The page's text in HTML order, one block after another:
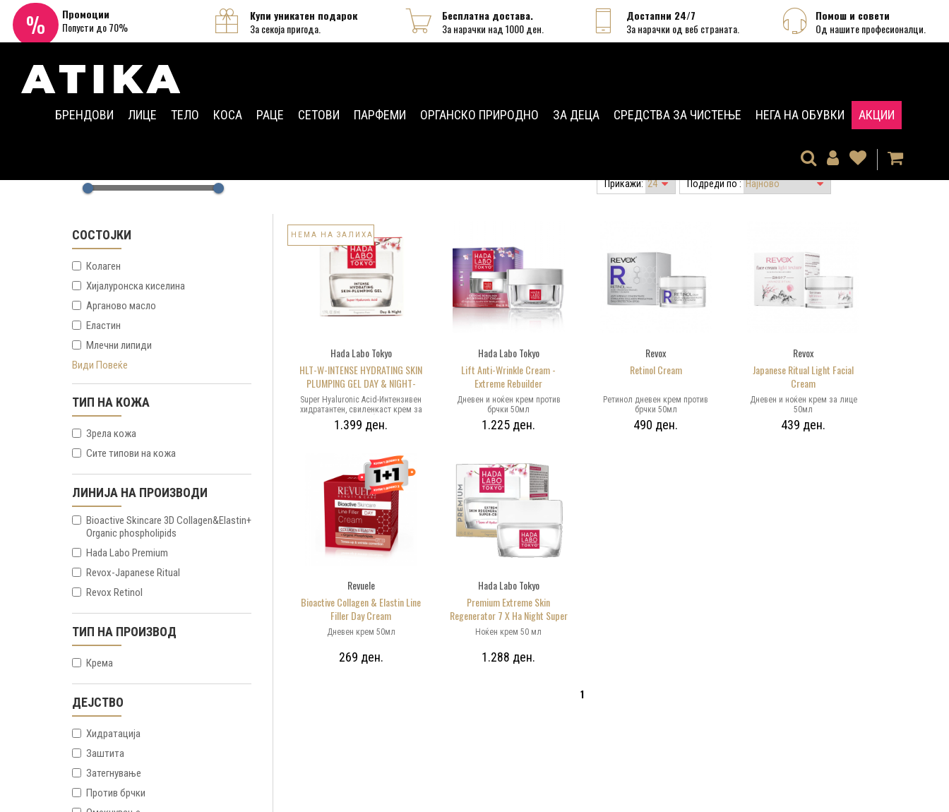
%
Промоции
Попусти до 70%
Купи уникатен подарок
За секоја пригода.
Бесплатна достава.
За нарачки над 1000 ден.
Достапни 24/7
За нарачки од веб страната.
Помош и совети
Од нашите професионалци.
БРЕНДОВИ ЛИЦЕ ТЕЛО КОСА РАЦЕ СЕТОВИ ПАРФЕМИ ОРГАНСКО ПРИРОДНО ЗА ДЕЦА СРЕДСТВА ЗА ЧИСТЕЊЕ НЕГА НА ОБУВКИ АКЦИИ
Подреди по :
Прикажи:
НЕМА НА ЗАЛИХА
Hada Labo Tokyo
HLT-W-INTENSE HYDRATING SKIN
PLUMPING GEL DAY & NIGHT-
Super Hyaluronic Acid-
Интензивен хидратантен,
свиленкаст крем за лице за
ДЕН & НОЌ
Super Hyaluronic Acid-Интензивен
хидратантен, свиленкаст крем за
лице за ДЕН & НОЌ со геласта
текстура и карактеристики на
кадифено мека на површината,
благодарение на супер
хијалуронската киселина која ја
има во големи количини. Другите
клучни состојки: колаген, аргинин
и церамиди, инстантно ја
подобруваат текстурата на
кожата, ја смалуваат видливоста
на тенките-фини линии и борите,
помагаат да се одржи
хидратацијата на високо ниво и ја
парфеми и минерални масла
1.399 ден.
Hada Labo Tokyo
Lift Anti-Wrinkle Cream -
Extreme Rebuilder
Дневен и ноќен крем против
брчки 50мл
1.225 ден.
Revox
Retinol Cream
Ретинол дневен крем против
брчки 50мл
490 ден.
Revox
Japanese Ritual Light Facial
Cream
Дневен и ноќен крем за лице
50мл
439 ден.
Revuele
Bioactive Collagen & Elastin Line
Filler Day Cream
Дневен крем 50мл
269 ден.
Hada Labo Tokyo
Premium Extreme Skin
Regenerator 7 X Ha Night Super
Cream 7 Types Of Hyaluronic Acid
Ноќен крем 50 мл
1.288 ден.
1
СОСТОЈКИ
Колаген
Хијалуронска киселина
Арганово масло
Еластин
Млечни липиди
Види Повеќе
ТИП НА КОЖА
Зрела кожа
Сите типови на кожа
ЛИНИЈА НА ПРОИЗВОДИ
Bioactive Skincare 3D Collagen&Elastin+
Organic phospholipids
Hada Labo Premium
Revox-Japanese Ritual
Revox Retinol
ТИП НА ПРОИЗВОД
Крема
ДЕЈСТВО
Хидратација
Заштита
Затегнување
Против брчки